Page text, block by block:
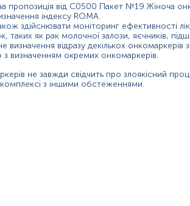
ознак або симптомів, що ускладнює його
пропозиція від C0500 Пакет №19 Жіноча
індексу ROMA.
здійснювати моніторинг ефективності
як рак молочної залози, яєчників,
відразу декількох онкомаркерів
з визначенням окремих онкомаркерів.
не завжди свідчить про злоякісний
комплексі з іншими обстеженнями.